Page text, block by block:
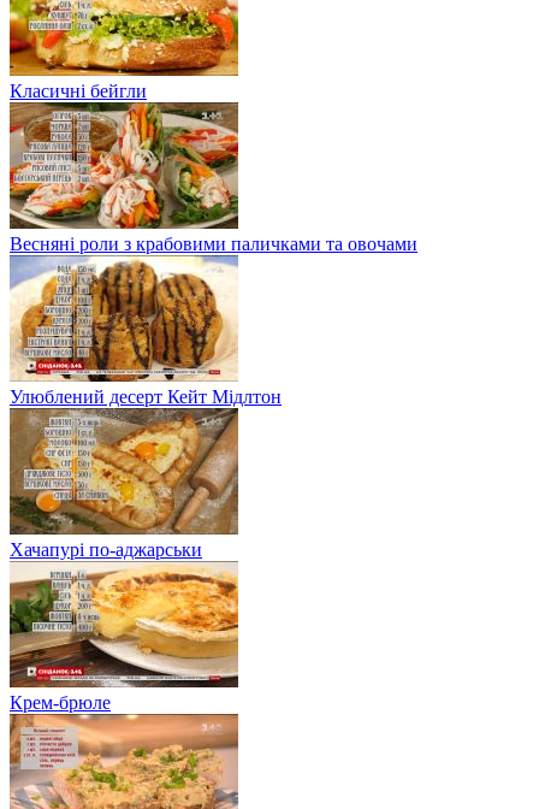
Класичні бейгли
Весняні роли з крабовими паличками та овочами
Улюблений десерт Кейт Мідлтон
Хачапурі по-аджарськи
Крем-брюле